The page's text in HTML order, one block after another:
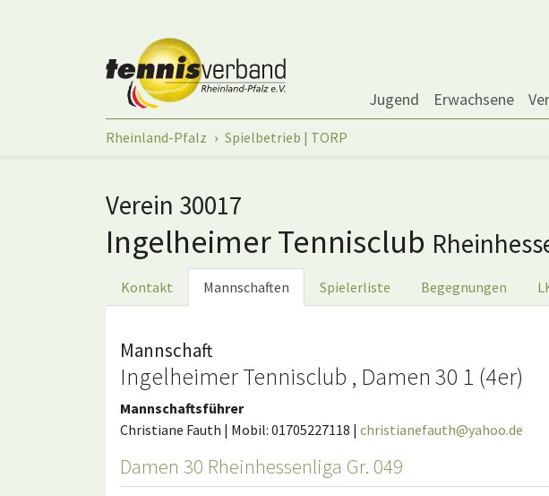
Jugend Erwachsene
Sie sind hier:
Rheinland-Pfalz Spielbetrieb | TORP
Verein 30017
Ingelheimer Tennisclub
Kontakt Mannschaften Spielerliste Begegnungen
Mannschaft
Ingelheimer Tennisclub , Damen 30 1 (4er)
Mannschaftsführer
Christiane Fauth | Mobil: 01705227118 | christianefauth@yahoo.de
Damen 30 Rheinhessenliga Gr. 049